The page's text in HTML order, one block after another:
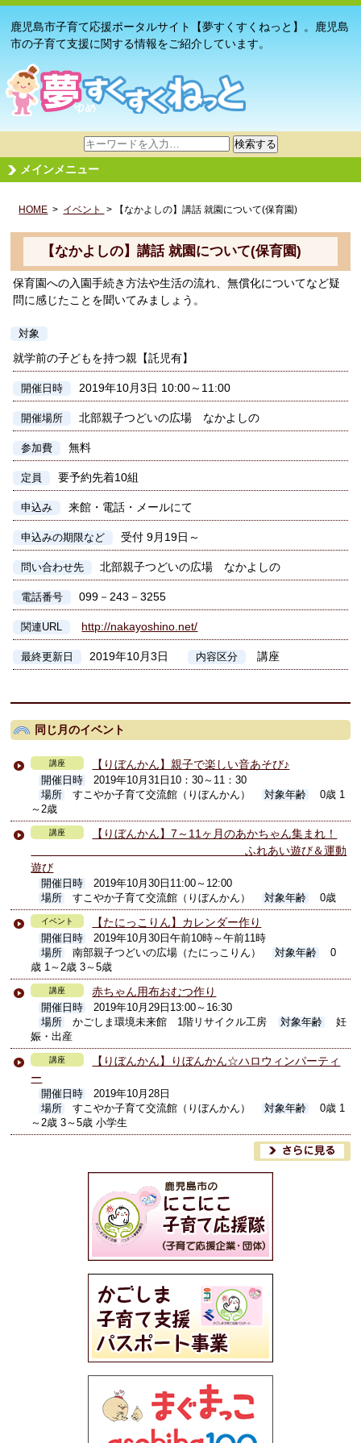
鹿児島市子育て応援ポータルサイト【夢すくすくねっと】。鹿児島
市の子育て支援に関する情報をご紹介しています。
サ
イ
ト
検
検索する
メインメニュー
HOME > イベント > 【なかよしの】講話 就園について(保育園)
【なかよしの】講話 就園について(保育園)
保育園への入園手続き方法や生活の流れ、無償化についてなど疑
問に感じたことを聞いてみましょう。
対象
就学前の子どもを持つ親【託児有】
開催日時 2019年10月3日 10:00～11:00
開催場所 北部親子つどいの広場 なかよしの
参加費 無料
定員 要予約先着10組
申込み 来館・電話・メールにて
申込みの期限など 受付 9月19日～
問い合わせ先 北部親子つどいの広場 なかよしの
電話番号 099－243－3255
関連URL http://nakayoshino.net/
最終更新日 2019年10月3日 内容区分 講座
同じ月のイベント
講座 【りぼんかん】親子で楽しい音あそび♪
開催日時
2019年10月31日10：30～11：30
場所
すこやか子育て交流館（りぼんかん） 対象年齢
0歳 1
～2歳
講座
【りぼんかん】7～11ヶ月のあかちゃん集まれ！
ふれあい遊び＆運動
遊び
開催日時
2019年10月30日11:00～12:00
場所
すこやか子育て交流館（りぼんかん） 対象年齢 0歳
イベント 【たにっこりん】カレンダー作り
開催日時
2019年10月30日午前10時～午前11時
場所
南部親子つどいの広場（たにっこりん） 対象年齢
0
歳 1～2歳 3～5歳
講座 赤ちゃん用布おむつ作り
開催日時
2019年10月29日13:00～16:30
場所
かごしま環境未来館 1階リサイクル工房 対象年齢
妊
娠・出産
講座
【りぼんかん】りぼんかん☆ハロウィンパーティ
ー
開催日時
2019年10月28日
場所
すこやか子育て交流館（りぼんかん） 対象年齢
0歳 1
～2歳 3～5歳 小学生